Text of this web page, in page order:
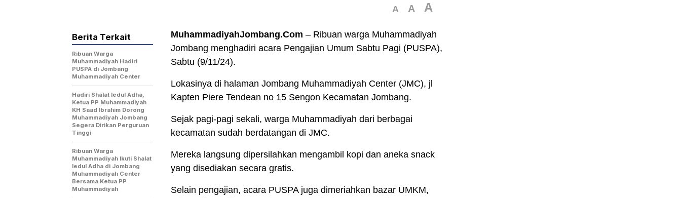
A A A
MuhammadiyahJombang.Com – Ribuan warga Muhammadiyah
Jombang menghadiri acara Pengajian Umum Sabtu Pagi (PUSPA),
Sabtu (9/11/24).
Lokasinya di halaman Jombang Muhammadiyah Center (JMC), jl
Kapten Piere Tendean no 15 Sengon Kecamatan Jombang.
Sejak pagi-pagi sekali, warga Muhammadiyah dari berbagai
kecamatan sudah berdatangan di JMC.
Mereka langsung dipersilahkan mengambil kopi dan aneka snack
yang disediakan secara gratis.
Selain pengajian, acara PUSPA juga dimeriahkan bazar UMKM,
Berita Terkait
Ribuan Warga
Muhammadiyah Hadiri
PUSPA di Jombang
Muhammadiyah Center
Hadiri Shalat Iedul Adha,
Ketua PP Muhammadiyah
KH Saad Ibrahim Dorong
Muhammadiyah Jombang
Segera Dirikan Perguruan
Tinggi
Ribuan Warga
Muhammadiyah Ikuti Shalat
Iedul Adha di Jombang
Muhammadiyah Center
Bersama Ketua PP
Muhammadiyah